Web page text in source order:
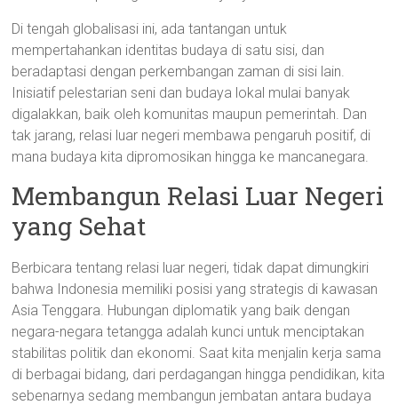
Di tengah globalisasi ini, ada tantangan untuk
mempertahankan identitas budaya di satu sisi, dan
beradaptasi dengan perkembangan zaman di sisi lain.
Inisiatif pelestarian seni dan budaya lokal mulai banyak
digalakkan, baik oleh komunitas maupun pemerintah. Dan
tak jarang, relasi luar negeri membawa pengaruh positif, di
mana budaya kita dipromosikan hingga ke mancanegara.
Membangun Relasi Luar Negeri
yang Sehat
Berbicara tentang relasi luar negeri, tidak dapat dimungkiri
bahwa Indonesia memiliki posisi yang strategis di kawasan
Asia Tenggara. Hubungan diplomatik yang baik dengan
negara-negara tetangga adalah kunci untuk menciptakan
stabilitas politik dan ekonomi. Saat kita menjalin kerja sama
di berbagai bidang, dari perdagangan hingga pendidikan, kita
sebenarnya sedang membangun jembatan antara budaya